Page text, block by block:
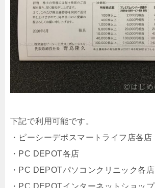
下記で利用可能です。
・ピーシーデポスマートライフ店各店
・PC DEPOT各店
・PC DEPOTパソコンクリニック各店
・PC DEPOTインターネットショップ